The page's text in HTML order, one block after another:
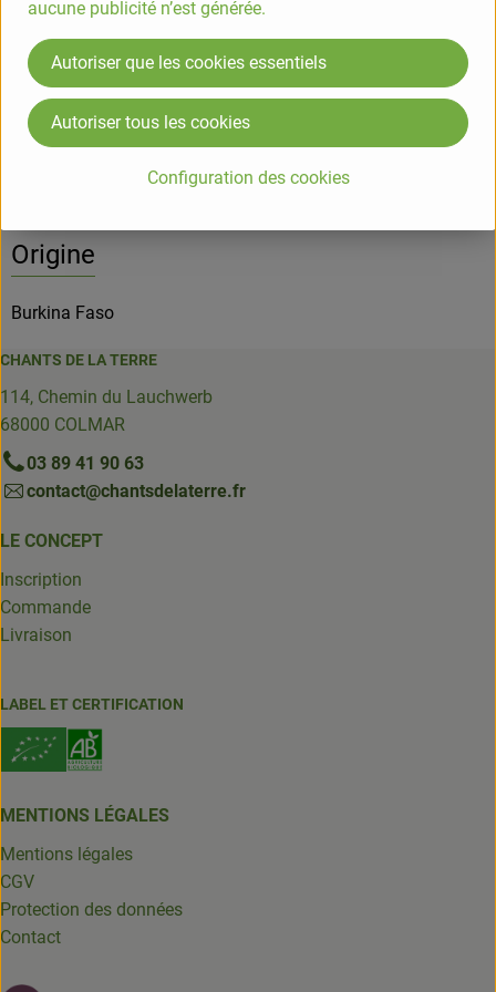
Info
Informations sur les produits
Origine
Burkina Faso
CHANTS DE LA TERRE
114, Chemin du Lauchwerb
68000 COLMAR
03 89 41 90 63
contact@chantsdelaterre.fr
LE CONCEPT
Inscription
Commande
Livraison
LABEL ET CERTIFICATION
MENTIONS LÉGALES
Mentions légales
CGV
Protection des données
Contact
aucune publicité n’est générée.
Configuration des cookies
Autoriser que les cookies essentiels
Autoriser tous les cookies